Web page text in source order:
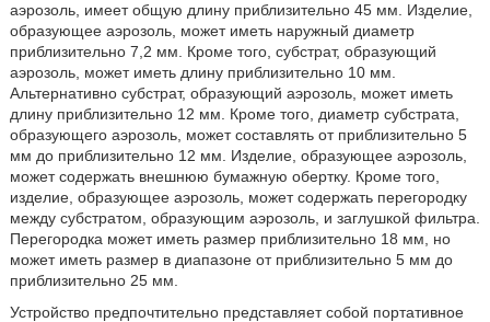
аэрозоль, имеет общую длину приблизительно 45 мм. Изделие,
образующее аэрозоль, может иметь наружный диаметр
приблизительно 7,2 мм. Кроме того, субстрат, образующий
аэрозоль, может иметь длину приблизительно 10 мм.
Альтернативно субстрат, образующий аэрозоль, может иметь
длину приблизительно 12 мм. Кроме того, диаметр субстрата,
образующего аэрозоль, может составлять от приблизительно 5
мм до приблизительно 12 мм. Изделие, образующее аэрозоль,
может содержать внешнюю бумажную обертку. Кроме того,
изделие, образующее аэрозоль, может содержать перегородку
между субстратом, образующим аэрозоль, и заглушкой фильтра.
Перегородка может иметь размер приблизительно 18 мм, но
может иметь размер в диапазоне от приблизительно 5 мм до
приблизительно 25 мм.
Устройство предпочтительно представляет собой портативное